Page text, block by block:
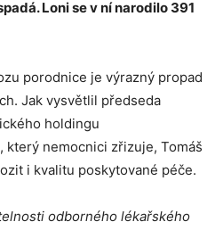
Loni se v ní narodilo 391
porodnice je výrazný propad
Jak vysvětlil předseda
holdingu
který nemocnici zřizuje, Tomáš
i kvalitu poskytované péče.
odborného lékařského